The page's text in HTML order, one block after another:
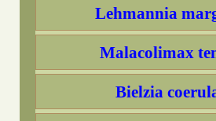
Lehmannia
Malacolimax
Bielzia